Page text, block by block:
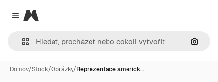
Close menu
Magnific
Hledat
Domov/Stock/Obrázky/Reprezentace americk…